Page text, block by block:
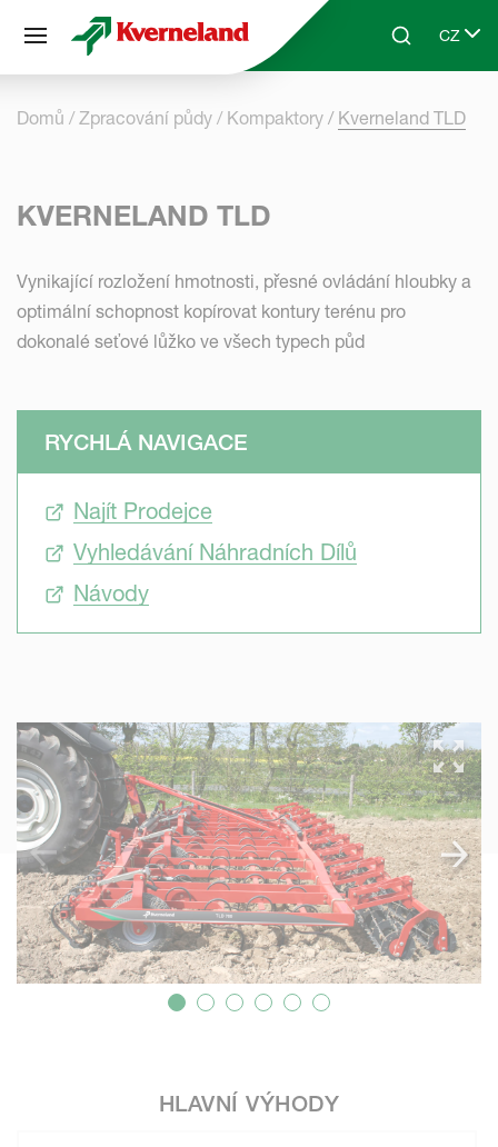
Skip to main contentSearchCZ
Select
Domů Zpracování půdy Kompaktory Kverneland TLD
KVERNELAND TLD
Vynikající rozložení hmotnosti, přesné ovládání hloubky a
optimální schopnost kopírovat kontury terénu pro
dokonalé seťové lůžko ve všech typech půd
RYCHLÁ NAVIGACE
Najít Prodejce
Vyhledávání Náhradních Dílů
Návody
HLAVNÍ VÝHODY
Panel pro správu cookies